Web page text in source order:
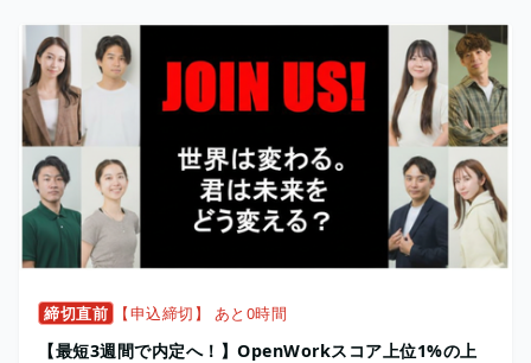
締切直前 【申込締切】 あと0時間
【最短3週間で内定へ！】OpenWorkスコア上位1%の上